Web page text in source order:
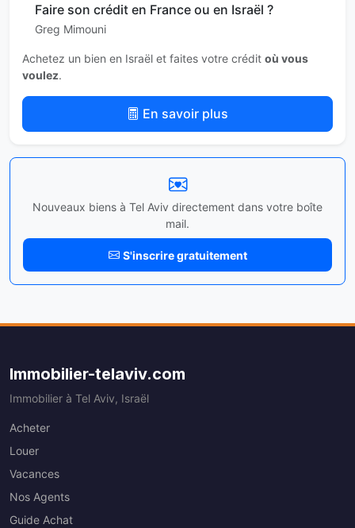
Faire son crédit en France ou en Israël ?
Greg Mimouni
Achetez un bien en Israël et faites votre crédit où vous
voulez.
En savoir plus
Nouveaux biens à Tel Aviv directement dans votre boîte
mail.
S'inscrire gratuitement
Immobilier-telaviv.com
Immobilier à Tel Aviv, Israël
Acheter
Louer
Vacances
Nos Agents
Guide Achat